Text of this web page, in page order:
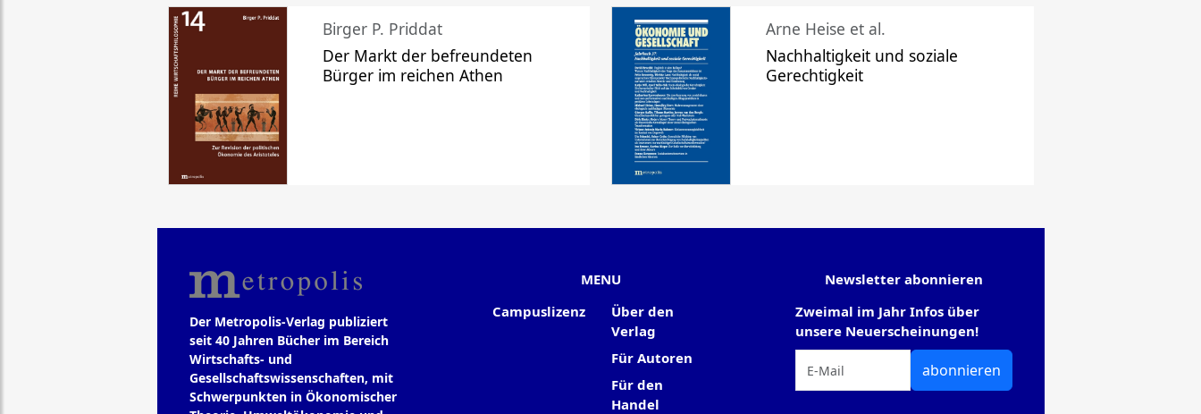
Birger P. Priddat
Der Markt der befreundeten
Bürger im reichen Athen
Arne Heise et al.
Nachhaltigkeit und soziale
Gerechtigkeit
Der Metropolis-Verlag publiziert
seit 40 Jahren Bücher im Bereich
Wirtschafts- und
Gesellschaftswissenschaften, mit
Schwerpunkten in Ökonomischer
MENU
Campuslizenz
Über den
Verlag
Für Autoren
Für den
Handel
Newsletter abonnieren
Zweimal im Jahr Infos über
unsere Neuerscheinungen!
abonnieren